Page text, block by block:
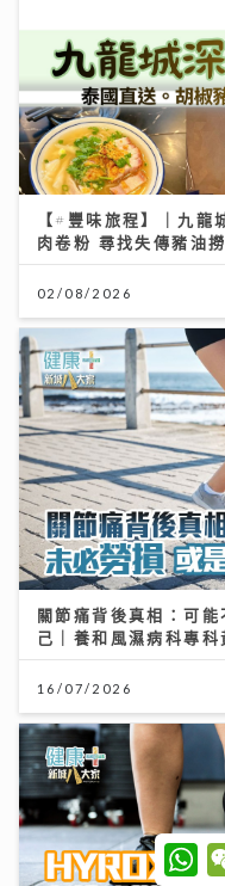
【#豐味旅程】｜九
肉卷粉 尋找失傳豬油
02/08/2026
關節痛背後真相：可
己｜養和風濕病科專科
16/07/2026
W
h